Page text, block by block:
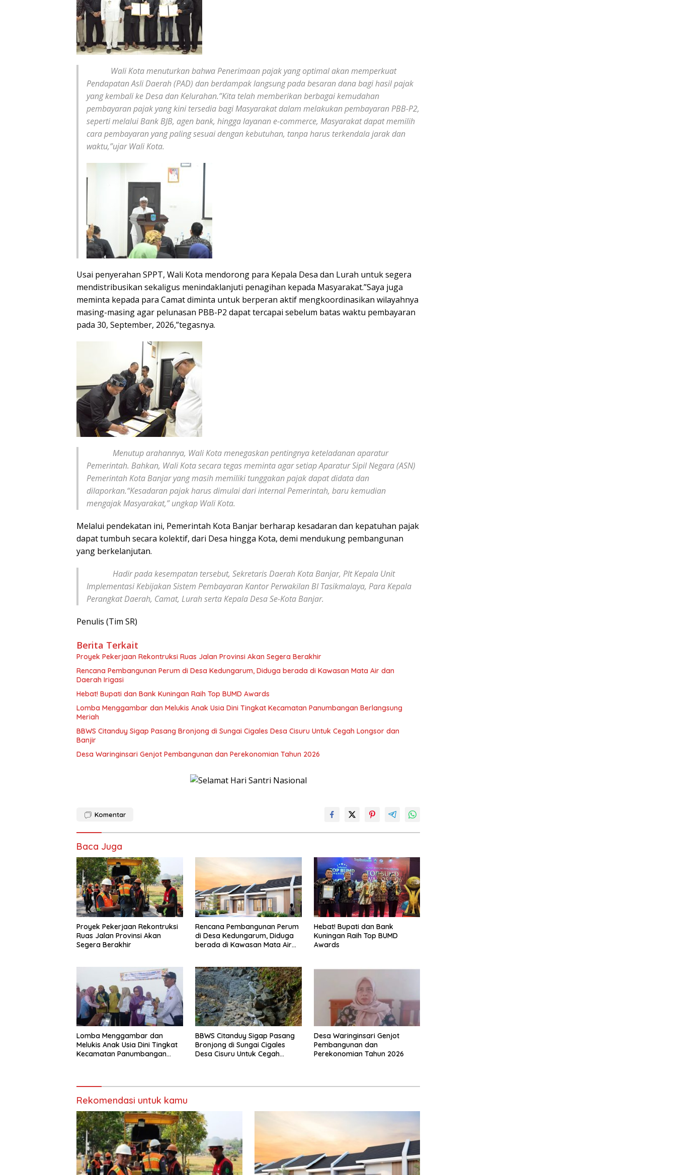
Wali Kota menuturkan bahwa Penerimaan pajak yang optimal akan memperkuat
Pendapatan Asli Daerah (PAD) dan berdampak langsung pada besaran dana bagi hasil pajak
yang kembali ke Desa dan Kelurahan.”Kita telah memberikan berbagai kemudahan
pembayaran pajak yang kini tersedia bagi Masyarakat dalam melakukan pembayaran PBB-P2,
seperti melalui Bank BJB, agen bank, hingga layanan e-commerce, Masyarakat dapat memilih
cara pembayaran yang paling sesuai dengan kebutuhan, tanpa harus terkendala jarak dan
waktu,”ujar Wali Kota.
Usai penyerahan SPPT, Wali Kota mendorong para Kepala Desa dan Lurah untuk segera
mendistribusikan sekaligus menindaklanjuti penagihan kepada Masyarakat.”Saya juga
meminta kepada para Camat diminta untuk berperan aktif mengkoordinasikan wilayahnya
masing-masing agar pelunasan PBB-P2 dapat tercapai sebelum batas waktu pembayaran
pada 30, September, 2026,”tegasnya.
Menutup arahannya, Wali Kota menegaskan pentingnya keteladanan aparatur
Pemerintah. Bahkan, Wali Kota secara tegas meminta agar setiap Aparatur Sipil Negara (ASN)
Pemerintah Kota Banjar yang masih memiliki tunggakan pajak dapat didata dan
dilaporkan.“Kesadaran pajak harus dimulai dari internal Pemerintah, baru kemudian
mengajak Masyarakat,” ungkap Wali Kota.
Melalui pendekatan ini, Pemerintah Kota Banjar berharap kesadaran dan kepatuhan pajak
dapat tumbuh secara kolektif, dari Desa hingga Kota, demi mendukung pembangunan
yang berkelanjutan.
Hadir pada kesempatan tersebut, Sekretaris Daerah Kota Banjar, Plt Kepala Unit
Implementasi Kebijakan Sistem Pembayaran Kantor Perwakilan BI Tasikmalaya, Para Kepala
Perangkat Daerah, Camat, Lurah serta Kepala Desa Se-Kota Banjar.
Penulis (Tim SR)
Berita Terkait
Proyek Pekerjaan Rekontruksi Ruas Jalan Provinsi Akan Segera Berakhir
Rencana Pembangunan Perum di Desa Kedungarum, Diduga berada di Kawasan Mata Air dan
Daerah Irigasi
Hebat! Bupati dan Bank Kuningan Raih Top BUMD Awards
Lomba Menggambar dan Melukis Anak Usia Dini Tingkat Kecamatan Panumbangan Berlangsung
BBWS Citanduy Sigap Pasang Bronjong di Sungai Cigales Desa Cisuru Untuk Cegah Longsor dan
Banjir
Desa Waringinsari Genjot Pembangunan dan Perekonomian Tahun 2026
Komentar
Baca Juga
Proyek Pekerjaan Rekontruksi
Ruas Jalan Provinsi Akan
Segera Berakhir
Rencana Pembangunan Perum
di Desa Kedungarum, Diduga
berada di Kawasan Mata Air
Hebat! Bupati dan Bank
Kuningan Raih Top BUMD
Awards
Lomba Menggambar dan
Melukis Anak Usia Dini Tingkat
Kecamatan Panumbangan
BBWS Citanduy Sigap Pasang
Bronjong di Sungai Cigales
Desa Cisuru Untuk Cegah
Desa Waringinsari Genjot
Pembangunan dan
Perekonomian Tahun 2026
Rekomendasi untuk kamu